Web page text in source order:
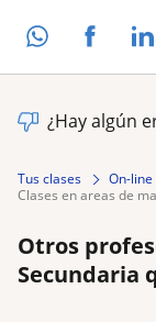
¿Hay algún
Tus clases On-line
clases en areas de
Otros
Secundaria